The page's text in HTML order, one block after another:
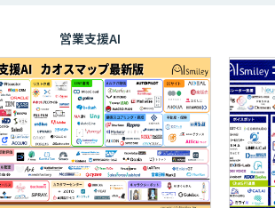
営業支援AI